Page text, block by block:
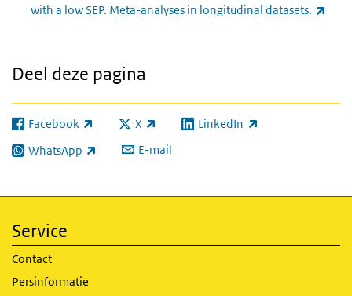
with a low SEP. Meta-analyses in longitudinal datasets.
Deel deze pagina
Facebook
(externe link) X
(externe link) LinkedIn
(externe link)
WhatsApp
(externe link) E-mail
Service
Contact
Persinformatie